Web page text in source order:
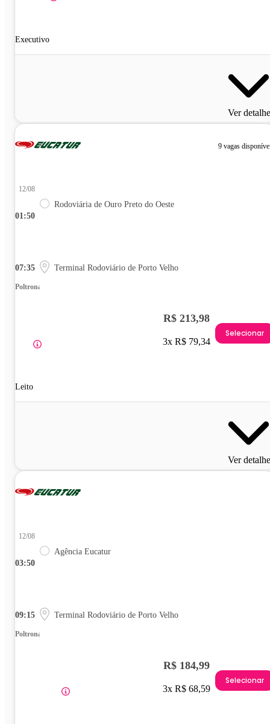
Executivo
Ver
9 vagas
01:50
12/08
Rodoviária de Ouro Preto do Oeste
07:35 Terminal Rodoviário de Porto Velho
Poltrona
Leito
R$ 213,98
3x R$ 79,34
Selecionar
Ver
03:50
12/08
Agência Eucatur
09:15 Terminal Rodoviário de Porto Velho
Poltrona
R$ 184,99
3x R$ 68,59
Selecionar